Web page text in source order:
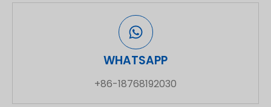
WHATSAPP
+86-18768192030